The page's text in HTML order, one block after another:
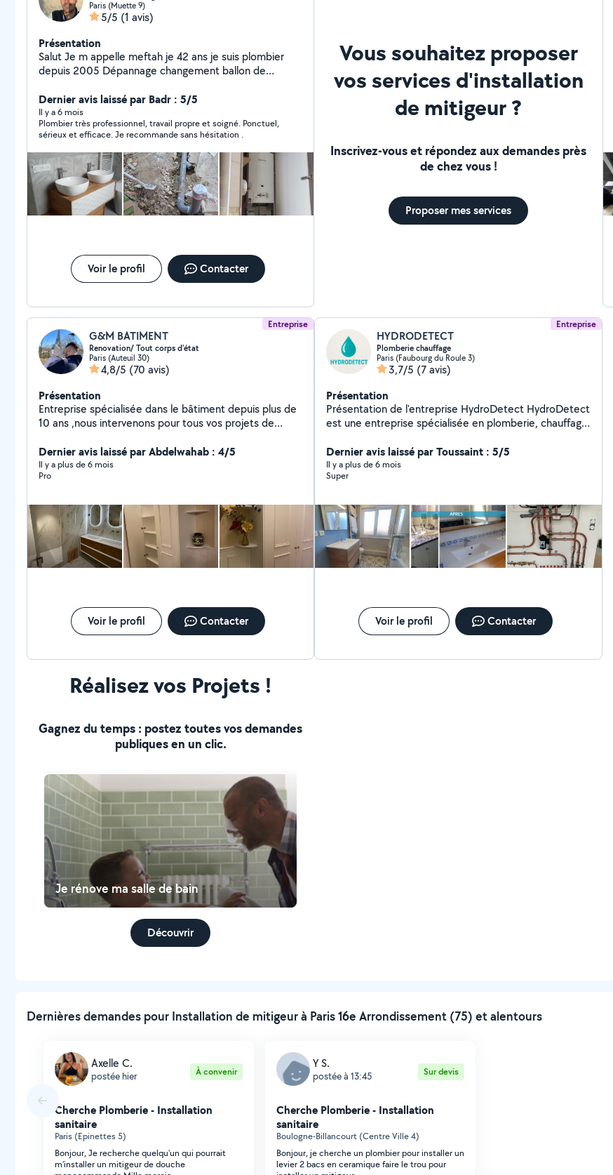
Paris (Muette 9)
5/5 (1 avis)
Présentation
Salut Je m appelle meftah je 42 ans je suis plombier
depuis 2005 Dépannage changement ballon de
plomberie
Dernier avis laissé par Badr : 5/5
Il y a 6 mois
Plombier très professionnel, travail propre et soigné. Ponctuel,
sérieux et efficace. Je recommande sans hésitation .
Voir le profil Contacter
Vous souhaitez proposer
vos services d'installation
de mitigeur ?
Inscrivez-vous et répondez aux demandes près
de chez vous !
Proposer mes services
Entreprise
G&M BATIMENT
Renovation/ Tout corps d'état
Paris (Auteuil 30)
4,8/5 (70 avis)
Présentation
Entreprise spécialisée dans le bâtiment depuis plus de
10 ans ,nous intervenons pour tous vos projets de
notre expertise et à notre équipe qualifiée, nous
garantissons des travaux de qualité, réalisés dans les
délais et adaptés à vos besoins
Dernier avis laissé par Abdelwahab : 4/5
Il y a plus de 6 mois
Pro
Voir le profil Contacter
Entreprise
HYDRODETECT
Plomberie chauffage
Paris (Faubourg du Roule 3)
3,7/5 (7 avis)
Présentation
Présentation de l'entreprise HydroDetect HydroDetect
est une entreprise spécialisée en plomberie, chauffage
technique et sa réactivité sur tous types
d'interventions. Nous accompagnons particuliers,
professionnels et collectivités dans l'entretien, la
mettant l'accent sur la précision et la qualité du
service. Grâce à des équipements de pointe et un
savoir-faire éprouvé, HydroDetect propose des
diagnostics fiables et des solutions durables pour tous
les problèmes liés à la plomberie et au chauffage.
Dernier avis laissé par Toussaint : 5/5
Il y a plus de 6 mois
Super
Voir le profil Contacter
Réalisez vos Projets !
Gagnez du temps : postez toutes vos demandes
publiques en un clic.
Je rénove ma salle de bain
Découvrir
Dernières demandes pour Installation de mitigeur à Paris 16e Arrondissement (75) et alentours
Axelle C.
postée hier À convenir
Cherche Plomberie - Installation
sanitaire
Paris (Epinettes 5)
Bonjour, Je recherche quelqu'un qui pourrait
m'installer un mitigeur de douche
Y S.
postée à 13:45 Sur devis
Cherche Plomberie - Installation
sanitaire
Boulogne-Billancourt (Centre Ville 4)
Bonjour, je cherche un plombier pour installer un
levier 2 bacs en ceramique faire le trou pour